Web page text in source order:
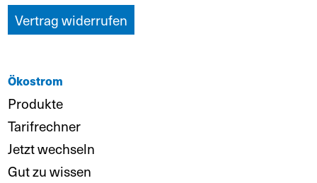
Vertrag widerrufen
Ökostrom
Produkte
Tarifrechner
Jetzt wechseln
Gut zu wissen